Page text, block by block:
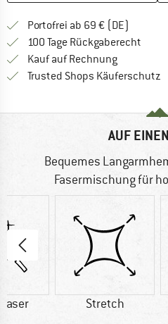
Portofrei ab 69 € (DE)
100 Tage Rückgaberecht
Kauf auf RechnungFinde die
Trusted Shops Käuferschutz
AUF
Bequemes
Fasermischung für
Stretch